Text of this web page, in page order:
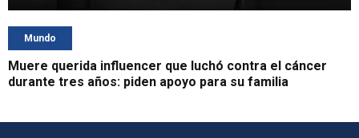
Mundo
Muere querida influencer que luchó contra el cáncer
durante tres años: piden apoyo para su familia